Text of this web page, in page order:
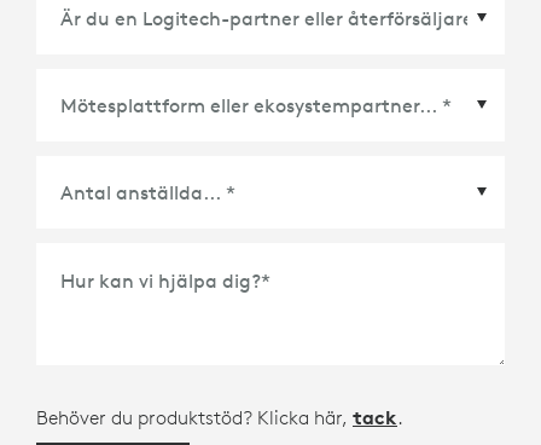
Hur kan vi hjälpa dig?*
Behöver du produktstöd? Klicka här, tack.